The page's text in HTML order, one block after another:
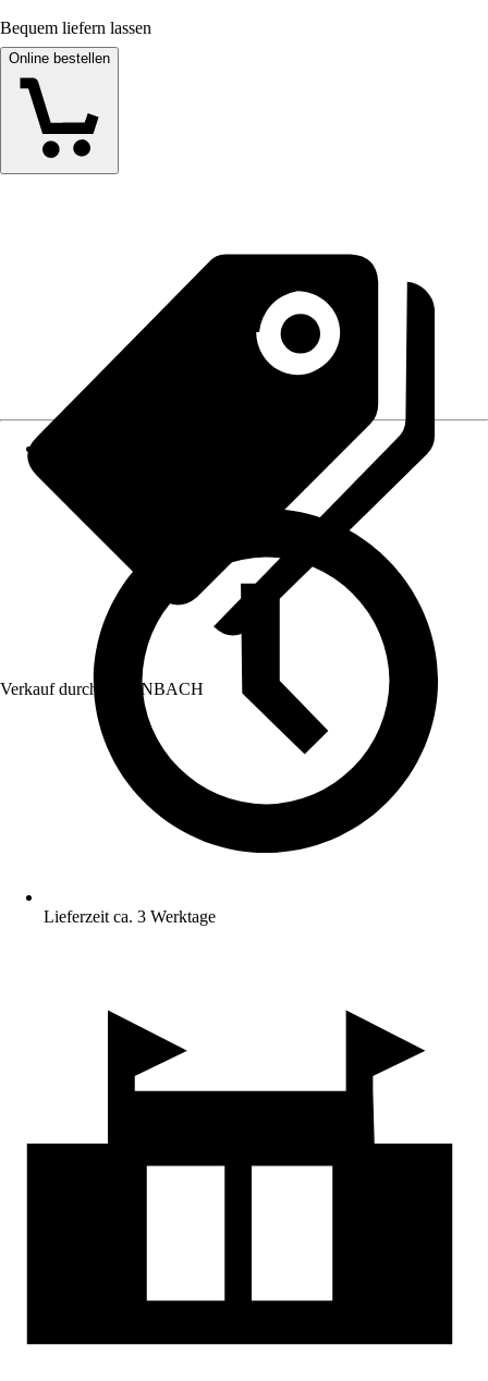
Bequem liefern lassen
Online bestellen
Verkauf durch: HORNBACH
Lieferzeit ca. 3 Werktage